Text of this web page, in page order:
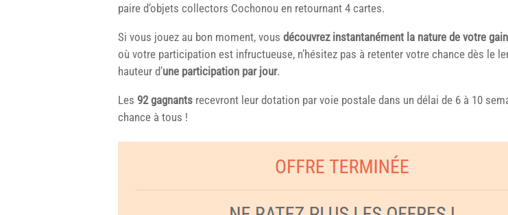
paire d’objets collectors Cochonou en retournant 4 cartes.
Si vous jouez au bon moment, vous découvrez instantanément la nature de votre gain
où votre participation est infructueuse, n’hésitez pas à retenter votre chance dès le
hauteur d’une participation par jour.
Les 92 gagnants recevront leur dotation par voie postale dans un délai de 6 à 10
chance à tous !